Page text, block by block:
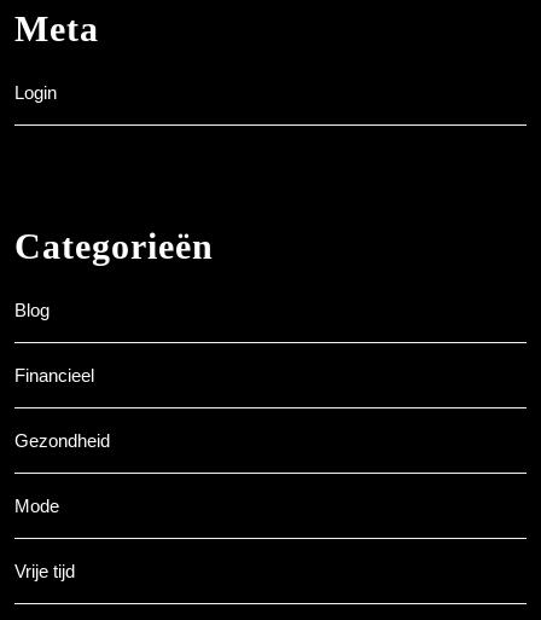
Meta
Login
Categorieën
Blog
Financieel
Gezondheid
Mode
Vrije tijd